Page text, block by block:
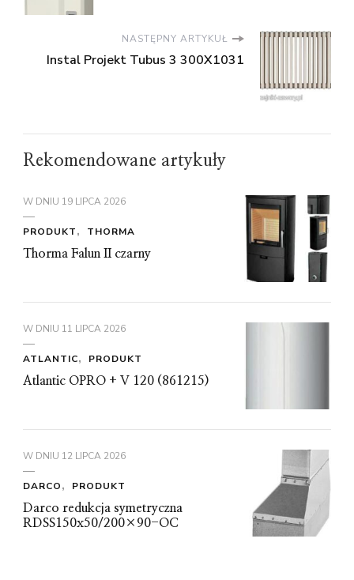
NASTĘPNY ARTYKUŁ
Instal Projekt Tubus 3 300X1031
Rekomendowane artykuły
W DNIU 19 LIPCA 2026
PRODUKT
THORMA
Thorma Falun II czarny
W DNIU 11 LIPCA 2026
ATLANTIC
PRODUKT
Atlantic OPRO + V 120 (861215)
W DNIU 12 LIPCA 2026
DARCO
PRODUKT
Darco redukcja symetryczna
RDSS150x50/200×90-OC